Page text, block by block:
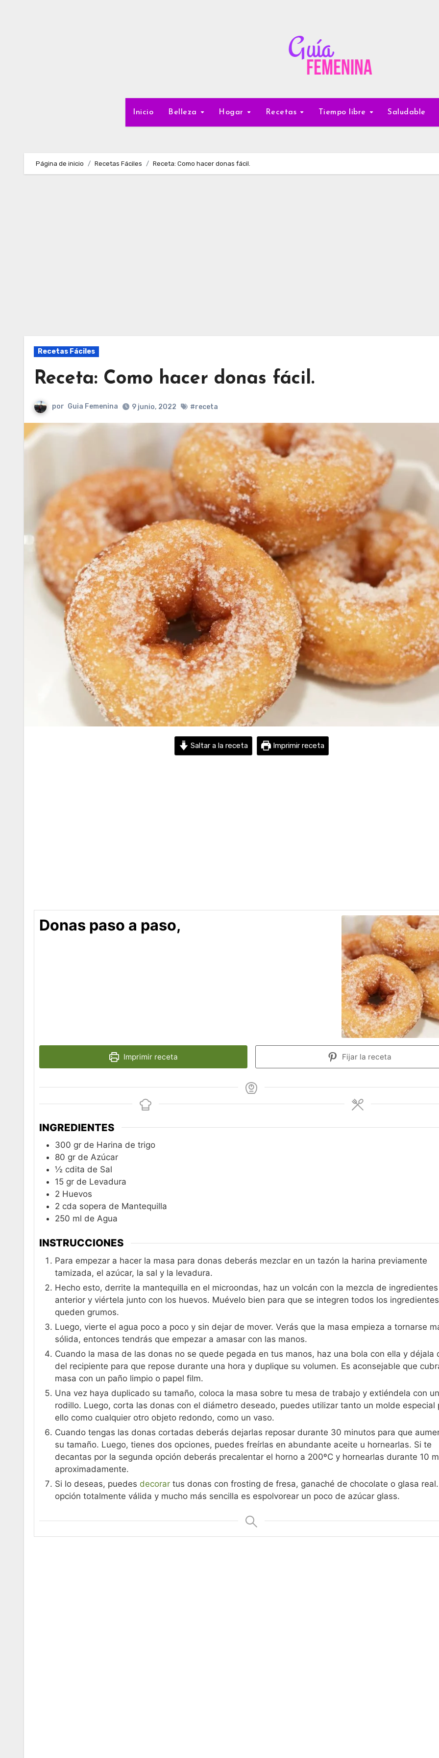
Inicio Belleza Hogar Recetas Tiempo libre Saludable
Página de inicio Recetas Fáciles Receta: Como hacer donas fácil.
Recetas Fáciles
Receta: Como hacer donas fácil.
por Guia Femenina 9 junio, 2022 #receta
Saltar a la receta Imprimir receta
Donas paso a paso,
Imprimir receta Fijar la receta
INGREDIENTES
300 gr de Harina de trigo
80 gr de Azúcar
½ cdita de Sal
15 gr de Levadura
2 Huevos
2 cda sopera de Mantequilla
250 ml de Agua
INSTRUCCIONES
Para empezar a hacer la masa para donas deberás mezclar en un tazón la harina previamente
tamizada, el azúcar, la sal y la levadura.
Hecho esto, derrite la mantequilla en el microondas, haz un volcán con la mezcla de ingredientes
anterior y viértela junto con los huevos. Muévelo bien para que se integren todos los
queden grumos.
Luego, vierte el agua poco a poco y sin dejar de mover. Verás que la masa empieza a tornarse
sólida, entonces tendrás que empezar a amasar con las manos.
Cuando la masa de las donas no se quede pegada en tus manos, haz una bola con ella y déjala
del recipiente para que repose durante una hora y duplique su volumen. Es aconsejable que
masa con un paño limpio o papel film.
Una vez haya duplicado su tamaño, coloca la masa sobre tu mesa de trabajo y extiéndela con un
rodillo. Luego, corta las donas con el diámetro deseado, puedes utilizar tanto un molde especial
ello como cualquier otro objeto redondo, como un vaso.
Cuando tengas las donas cortadas deberás dejarlas reposar durante 30 minutos para que
su tamaño. Luego, tienes dos opciones, puedes freírlas en abundante aceite u hornearlas. Si te
decantas por la segunda opción deberás precalentar el horno a 200ºC y hornearlas durante 10
aproximadamente.
Si lo deseas, puedes decorar tus donas con frosting de fresa, ganaché de chocolate o glasa
opción totalmente válida y mucho más sencilla es espolvorear un poco de azúcar glass.